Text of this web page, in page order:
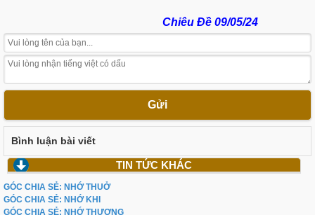
Chiêu Đề 09/05/24
Gửi
Bình luận bài viết
TIN TỨC KHÁC
GÓC CHIA SẺ: NHỚ THUỞ
GÓC CHIA SẺ: NHỚ KHI
GÓC CHIA SẺ: NHỚ THƯƠNG